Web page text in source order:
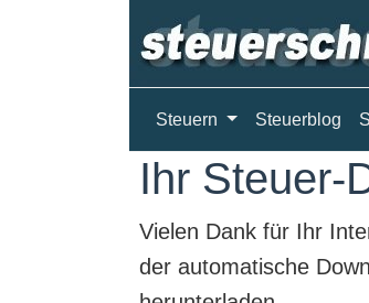
Steuern Steuerblog
Ihr Steuer-
Vielen Dank für Ihr
der automatische